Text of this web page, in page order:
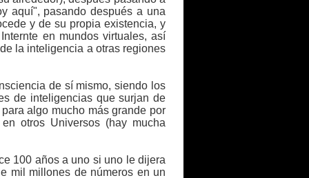
aquí", pasando después a una
y de su propia existencia, y
en mundos virtuales, así
la inteligencia a otras regiones
de sí mismo, siendo los
de inteligencias que surjan de
algo mucho más grande por
otros Universos (hay mucha
100 años a uno si uno le dijera
mil millones de números en un